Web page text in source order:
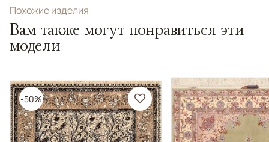
Похожие изделия
Вам также могут понравиться эти
модели
-50%